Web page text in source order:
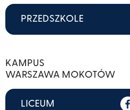
PRZEDSZKOLE
KAMPUS
WARSZAWA MOKOTÓW
LICEUM